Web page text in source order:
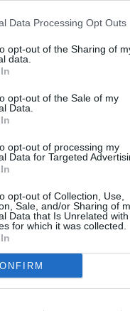
Data Processing Opt Outs
opt-out of the Sharing of
data.
opt-out of the Sale of my
Data.
opt-out of processing my
Data for Targeted
opt-out of Collection, Use,
Sale, and/or Sharing of
Data that Is Unrelated
for which it was collected.
on ne peut non plus
vous écrivez que les
aucun avion ne
à ce que les sacs n’entrant
soient rangés sous le siège
tous les accès
interdit d’ouvrir les
ses bagages. Ceux
Daisy a commenté :